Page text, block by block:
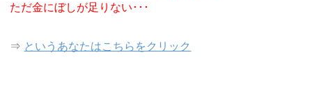
ただ金にぼしが足りない･･･
⇒ というあなたはこちらをクリック